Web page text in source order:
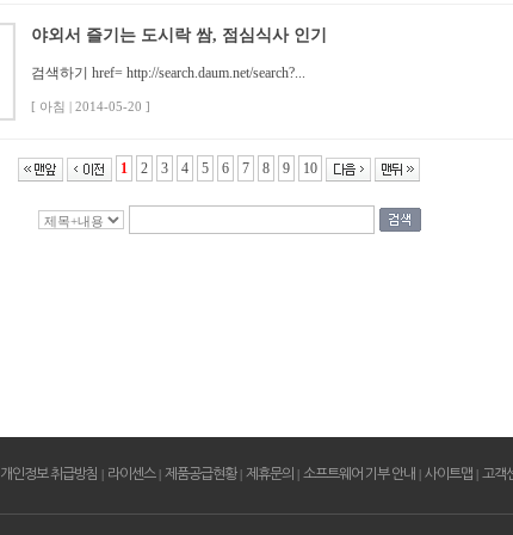
야외서 즐기는 도시락 쌈, 점심식사 인기
검색하기 href= http://search.daum.net/search?...
[ 아침 | 2014-05-20 ]
1 2 3 4 5 6 7 8 9 10
개인정보 취급방침 | 라이센스 | 제품공급현황 | 제휴문의 | 소프트웨어 기부 안내 | 사이트맵 | 고객